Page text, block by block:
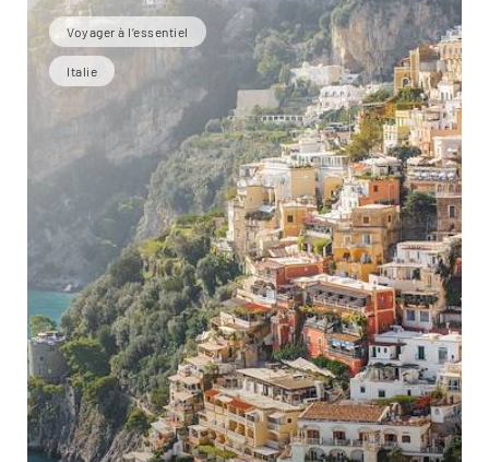
Voyager à l’essentiel
Italie